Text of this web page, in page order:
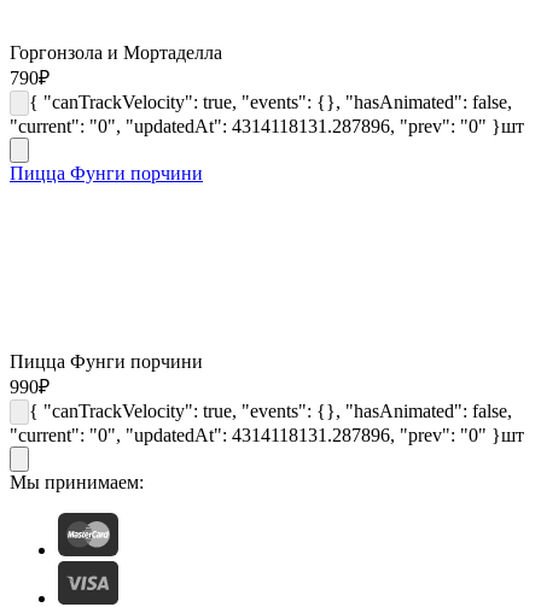
Горгонзола и Мортаделла
790₽
{ "canTrackVelocity": true, "events": {}, "hasAnimated": false,
"current": "0", "updatedAt": 4314118131.287896, "prev": "0" }шт
Пицца Фунги порчини
Пицца Фунги порчини
990₽
{ "canTrackVelocity": true, "events": {}, "hasAnimated": false,
"current": "0", "updatedAt": 4314118131.287896, "prev": "0" }шт
Мы принимаем: